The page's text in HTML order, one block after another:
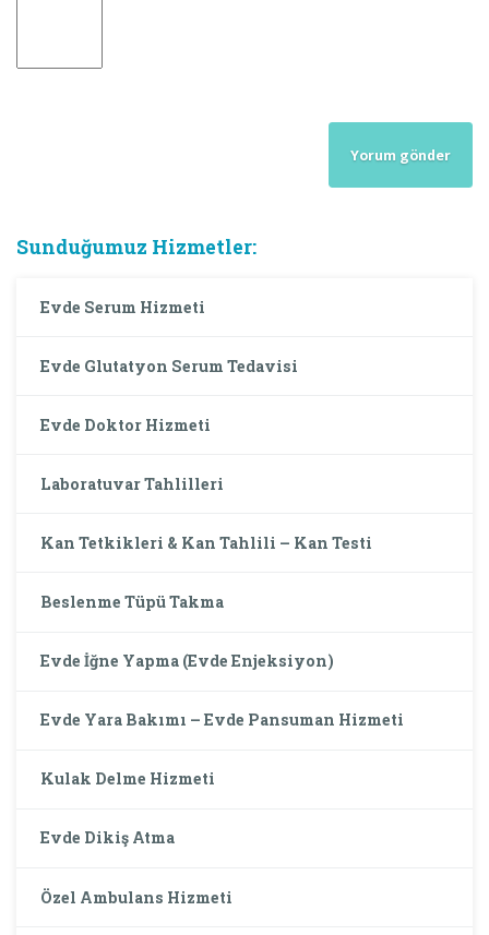
Sunduğumuz Hizmetler:
Evde Serum Hizmeti
Evde Glutatyon Serum Tedavisi
Evde Doktor Hizmeti
Laboratuvar Tahlilleri
Kan Tetkikleri & Kan Tahlili – Kan Testi
Beslenme Tüpü Takma
Evde İğne Yapma (Evde Enjeksiyon)
Evde Yara Bakımı – Evde Pansuman Hizmeti
Kulak Delme Hizmeti
Evde Dikiş Atma
Özel Ambulans Hizmeti